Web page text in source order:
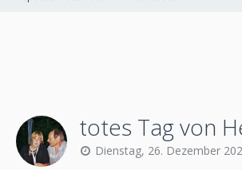
totes Tag von
Dienstag, 26. Dezember